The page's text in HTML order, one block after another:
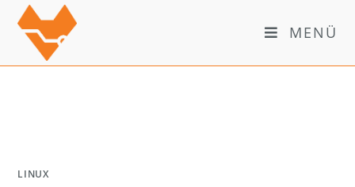
Inhalt
springen
MENÜ
LINUX